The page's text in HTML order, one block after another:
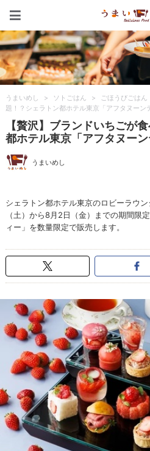
うまいめし > ソトごはん > ごほうびごはん
題！？シェラトン都ホテル東京「アフタヌーン
【贅沢】ブランドいちごが
都ホテル東京「アフタヌー
うまいめし
シェラトン都ホテル東京のロビーラウ
（土）から8月2日（金）までの期間限
ィー」を数量限定で販売します。